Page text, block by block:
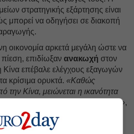
στρατηγικής εξάρτησης είναι
μπορεί να οδηγήσει σε διακοπή
οικονομία αρκετά μεγάλη ώστε να
πίεση, επιδίωξαν ανακωχή στον
Κίνα επέβαλε ελέγχους εξαγωγών
κρίσιμα ορυκτά. «Καθώς
την Κίνα, μειώνεται η ικανότητα
μετριάσουν αυτή την εξάρτηση»,
βιομηχανικής πολιτικής